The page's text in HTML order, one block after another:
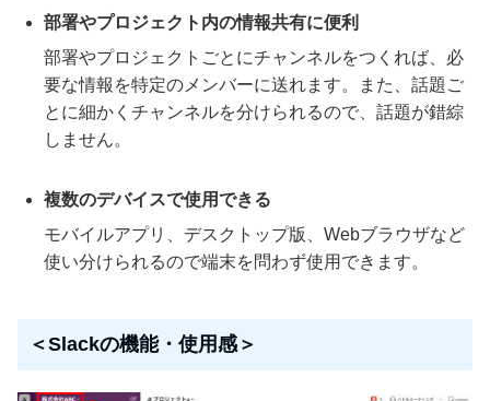
部署やプロジェクト内の情報共有に便利
部署やプロジェクトごとにチャンネルをつくれば、必
要な情報を特定のメンバーに送れます。また、話題ご
とに細かくチャンネルを分けられるので、話題が錯綜
しません。
複数のデバイスで使用できる
モバイルアプリ、デスクトップ版、Webブラウザなど
使い分けられるので端末を問わず使用できます。
＜Slackの機能・使用感＞